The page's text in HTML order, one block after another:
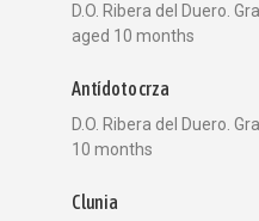
D.O. Ribera del Duero.
aged 10 months
Antídoto crza
D.O. Ribera del Duero.
10 months
Clunia